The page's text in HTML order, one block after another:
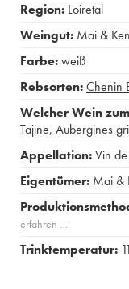
Region: Loiretal
Weingut: Mai &
Farbe:weiß
Rebsorten:Chenin
Welcher Wein
Tajine, Aubergines
Appellation:Vin
Eigentümer: Mai &
erfahren …
Trinktemperatur: